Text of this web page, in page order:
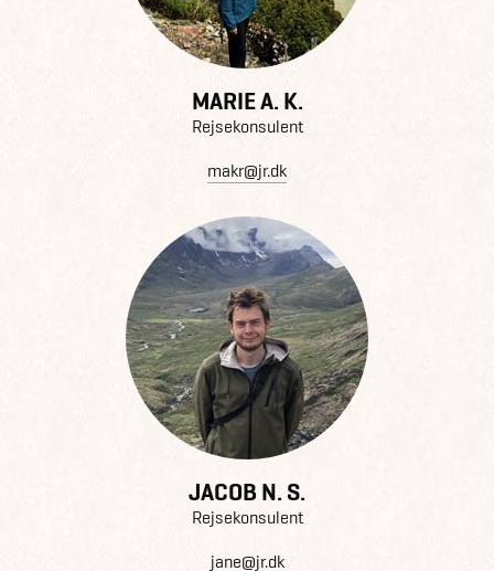
MARIE A. K.
Rejsekonsulent
makr@jr.dk
JACOB N. S.
Rejsekonsulent
jane@jr.dk